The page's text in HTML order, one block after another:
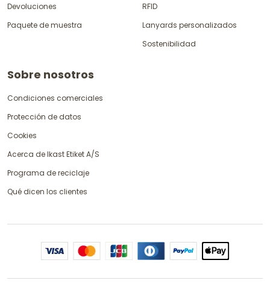
Devoluciones
Paquete de muestra
RFID
Lanyards personalizados
Sostenibilidad
Sobre nosotros
Condiciones comerciales
Protección de datos
Cookies
Acerca de Ikast Etiket A/S
Programa de reciclaje
Qué dicen los clientes